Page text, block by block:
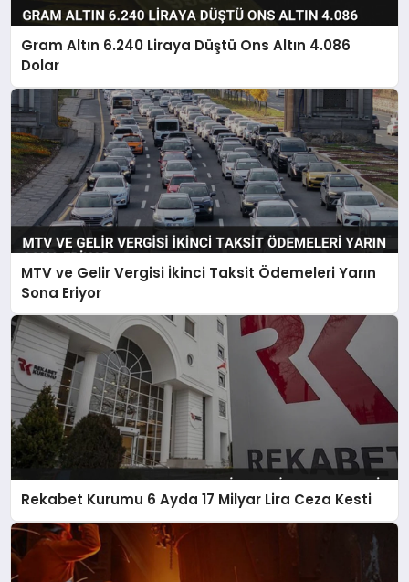
Gram Altın 6.240 Liraya Düştü Ons Altın 4.086
Dolar
MTV ve Gelir Vergisi İkinci Taksit Ödemeleri Yarın
Sona Eriyor
Rekabet Kurumu 6 Ayda 17 Milyar Lira Ceza Kesti